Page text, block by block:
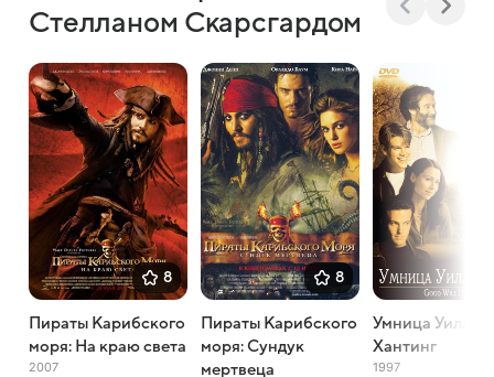
Стелланом Скарсгардом
8
Пираты Карибского
моря: На краю света
2007
8
Пираты Карибского
моря: Сундук
мертвеца
Умница Уилл
Хантинг
1997